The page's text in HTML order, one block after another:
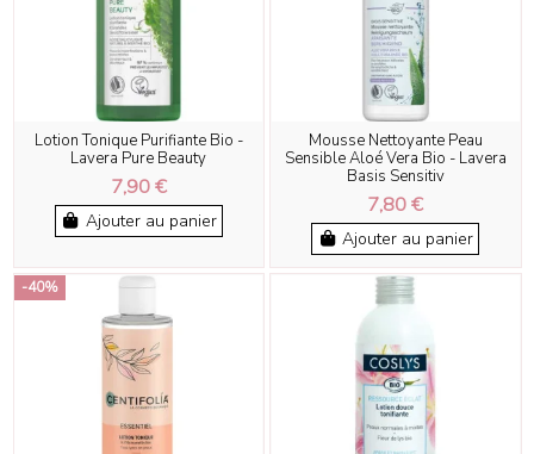
Lotion Tonique Purifiante Bio -
Lavera Pure Beauty
7,90 €
Ajouter au panier
Mousse Nettoyante Peau
Sensible Aloé Vera Bio - Lavera
Basis Sensitiv
7,80 €
Ajouter au panier
-40%